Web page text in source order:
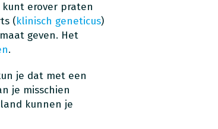
kunt erover praten
(klinisch geneticus)
geven. Het
.
je dat met een
je misschien
kunnen je